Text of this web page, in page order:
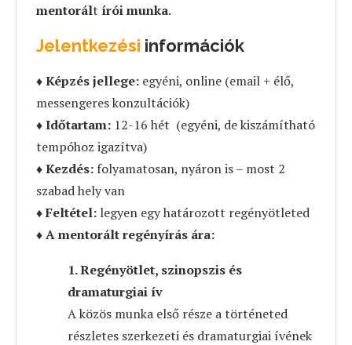
mentorált írói munka.
Jelentkezési információk
♦Képzés jellege: egyéni, online (email + élő,
messengeres konzultációk)
♦Időtartam: 12-16 hét (egyéni, de kiszámítható
tempóhoz igazítva)
♦Kezdés: folyamatosan, nyáron is – most 2
szabad hely van
♦Feltétel: legyen egy határozott regényötleted
♦A mentorált regényírás ára:
1. Regényötlet, szinopszis és
dramaturgiai ív
A közös munka első része a történeted
részletes szerkezeti és dramaturgiai ívének